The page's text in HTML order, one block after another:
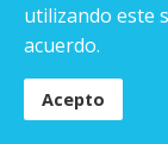
utilizando este
acuerdo.
Acepto